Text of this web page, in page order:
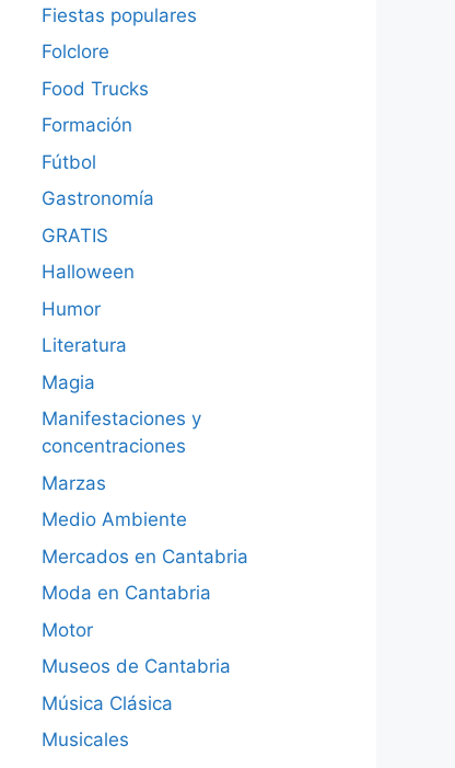
Fiestas populares
Folclore
Food Trucks
Formación
Fútbol
Gastronomía
GRATIS
Halloween
Humor
Literatura
Magia
Manifestaciones y
concentraciones
Marzas
Medio Ambiente
Mercados en Cantabria
Moda en Cantabria
Motor
Museos de Cantabria
Música Clásica
Musicales